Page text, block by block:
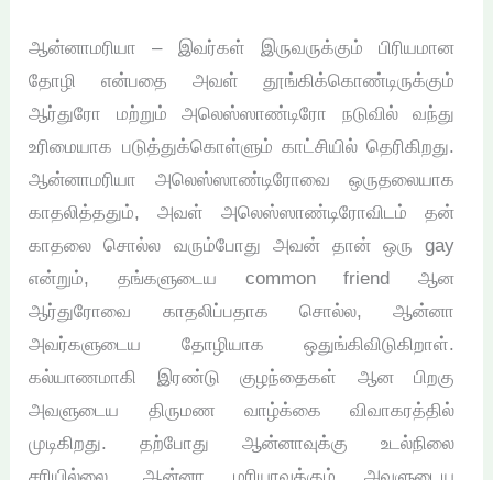
ஆன்னாமரியா – இவர்கள் இருவருக்கும் பிரியமான
தோழி என்பதை அவள் தூங்கிக்கொண்டிருக்கும்
ஆர்துரோ மற்றும் அலெஸ்ஸாண்டிரோ நடுவில் வந்து
உரிமையாக படுத்துக்கொள்ளும் காட்சியில் தெரிகிறது.
ஆன்னாமரியா அலெஸ்ஸாண்டிரோவை ஒருதலையாக
காதலித்ததும், அவள் அலெஸ்ஸாண்டிரோவிடம் தன்
காதலை சொல்ல வரும்போது அவன் தான் ஒரு gay
என்றும், தங்களுடைய common friend ஆன
ஆர்துரோவை காதலிப்பதாக சொல்ல, ஆன்னா
அவர்களுடைய தோழியாக ஒதுங்கிவிடுகிறாள்.
கல்யாணமாகி இரண்டு குழந்தைகள் ஆன பிறகு
அவளுடைய திருமண வாழ்க்கை விவாகரத்தில்
முடிகிறது. தற்போது ஆன்னாவுக்கு உடல்நிலை